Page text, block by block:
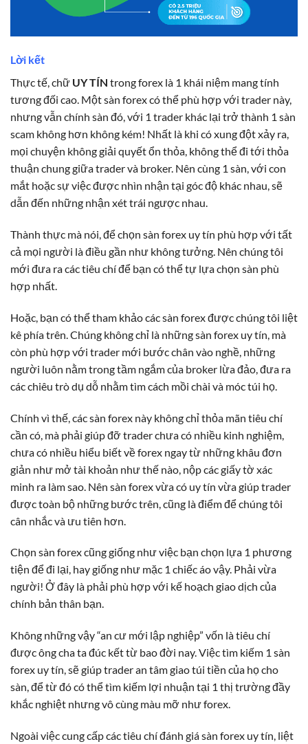
Lời kết
Thực tế, chữ UY TÍN trong forex là 1 khái niệm mang tính
tương đối cao. Một sàn forex có thể phù hợp với trader này,
nhưng vẫn chính sàn đó, với 1 trader khác lại trở thành 1 sàn
scam không hơn không kém! Nhất là khi có xung đột xảy ra,
mọi chuyện không giải quyết ổn thỏa, không thể đi tới thỏa
thuận chung giữa trader và broker. Nên cùng 1 sàn, với con
mắt hoặc sự việc được nhìn nhận tại góc độ khác nhau, sẽ
dẫn đến những nhận xét trái ngược nhau.
Thành thực mà nói, để chọn sàn forex uy tín phù hợp với tất
cả mọi người là điều gần như không tưởng. Nên chúng tôi
mới đưa ra các tiêu chí để bạn có thể tự lựa chọn sàn phù
hợp nhất.
Hoặc, bạn có thể tham khảo các sàn forex được chúng tôi liệt
kê phía trên. Chúng không chỉ là những sàn forex uy tín, mà
còn phù hợp với trader mới bước chân vào nghề, những
người luôn nằm trong tầm ngắm của broker lừa đảo, đưa ra
các chiêu trò dụ dỗ nhằm tìm cách mồi chài và móc túi họ.
Chính vì thế, các sàn forex này không chỉ thỏa mãn tiêu chí
cần có, mà phải giúp đỡ trader chưa có nhiều kinh nghiệm,
chưa có nhiều hiểu biết về forex ngay từ những khâu đơn
giản như mở tài khoản như thế nào, nộp các giấy tờ xác
minh ra làm sao. Nên sàn forex vừa có uy tín vừa giúp trader
được toàn bộ những bước trên, cũng là điểm để chúng tôi
cân nhắc và ưu tiên hơn.
Chọn sàn forex cũng giống như việc bạn chọn lựa 1 phương
tiện để đi lại, hay giống như mặc 1 chiếc áo vậy. Phải vừa
người! Ở đây là phải phù hợp với kế hoạch giao dịch của
chính bản thân bạn.
Không những vậy “an cư mới lập nghiệp” vốn là tiêu chí
được ông cha ta đúc kết từ bao đời nay. Việc tìm kiếm 1 sàn
forex uy tín, sẽ giúp trader an tâm giao túi tiền của họ cho
sàn, để từ đó có thể tìm kiếm lợi nhuận tại 1 thị trường đầy
khắc nghiệt nhưng vô cùng màu mỡ như forex.
Ngoài việc cung cấp các tiêu chí đánh giá sàn forex uy tín, liệt